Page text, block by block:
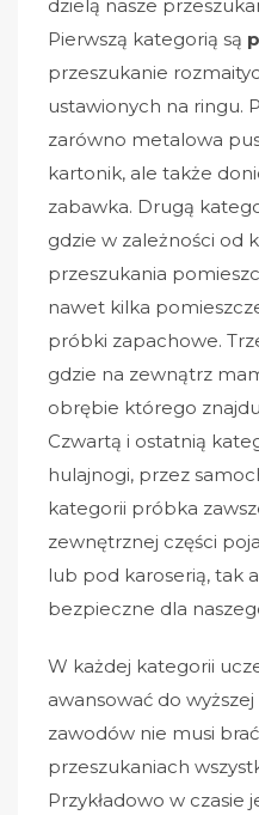
dzielą nasze
Pierwszą kategorią są
przeszukanie
ustawionych na ringu.
zarówno metalowa
kartonik, ale także
zabawka. Drugą
gdzie w zależności od
przeszukania
nawet kilka
próbki zapachowe.
gdzie na zewnątrz
obrębie którego
Czwartą i ostatnią
hulajnogi, przez
kategorii próbka
zewnętrznej części
lub pod karoserią, tak
bezpieczne dla
W każdej kategorii
awansować do wyższej
zawodów nie musi
przeszukaniach
Przykładowo w